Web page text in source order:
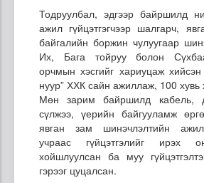
Тодруулбал, эдгээр байршилд
ажил гүйцэтгэгчээр шалгарч,
байгалийн боржин чулуугаар
Их, Бага тойруу болон
орчмын хэсгийг хариуцаж хийсэн
нуур” ХХК сайн ажиллаж, 100 хувь
Мөн зарим байршилд кабель,
сүлжээ, үерийн байгууламж
явган зам шинэчлэлтийн
учраас гүйцэтгэлийг ирэх
хойшлуулсан ба муу
гэрээг цуцалсан.